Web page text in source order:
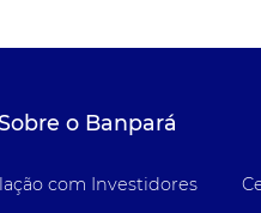
o Banpará
com Investidores